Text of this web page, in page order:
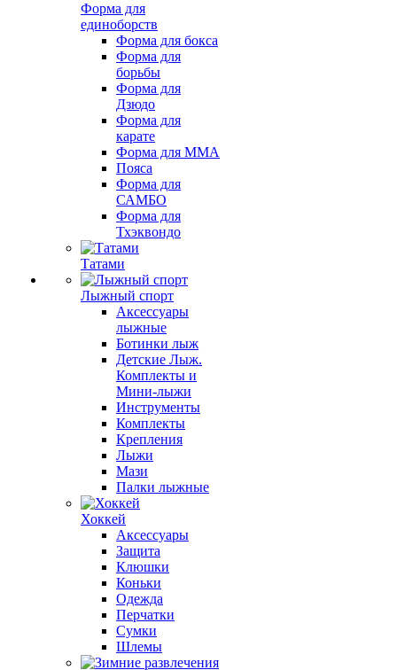
Форма для
единоборств
Форма для бокса
Форма для
борьбы
Форма для
Дзюдо
Форма для
карате
Форма для MMA
Пояса
Форма для
САМБО
Форма для
Тхэквондо
Татами
Лыжный спорт
Аксессуары
лыжные
Ботинки лыж
Детские Лыж.
Комплекты и
Мини-лыжи
Инструменты
Комплекты
Крепления
Лыжи
Мази
Палки лыжные
Хоккей
Аксессуары
Защита
Клюшки
Коньки
Одежда
Перчатки
Сумки
Шлемы